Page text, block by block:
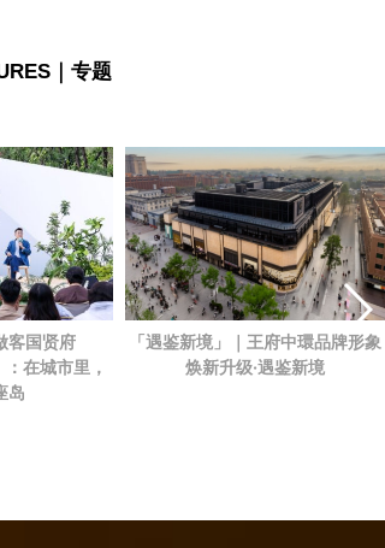
｜专题
客国贤府
：在城市里，
岛
「遇鉴新境」｜王府中環品牌形象
焕新升级·遇鉴新境